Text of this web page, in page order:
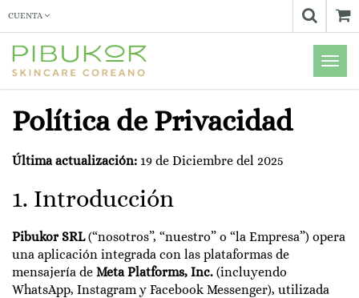
CUENTA
Menú
de
Política de Privacidad
Última actualización: 19 de Diciembre del 2025
1. Introducción
Pibukor SRL(“nosotros”, “nuestro” o “la Empresa”) opera
una aplicación integrada con las plataformas de
mensajería de Meta Platforms, Inc. (incluyendo
WhatsApp, Instagram y Facebook Messenger), utilizada